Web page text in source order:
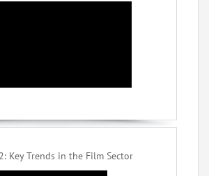
Key Trends in the Film Sector